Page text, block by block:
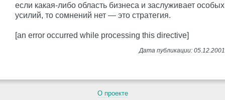
если какая-либо область бизнеса и заслуживает особых
усилий, то сомнений нет — это стратегия.
[an error occurred while processing this directive]
О проекте